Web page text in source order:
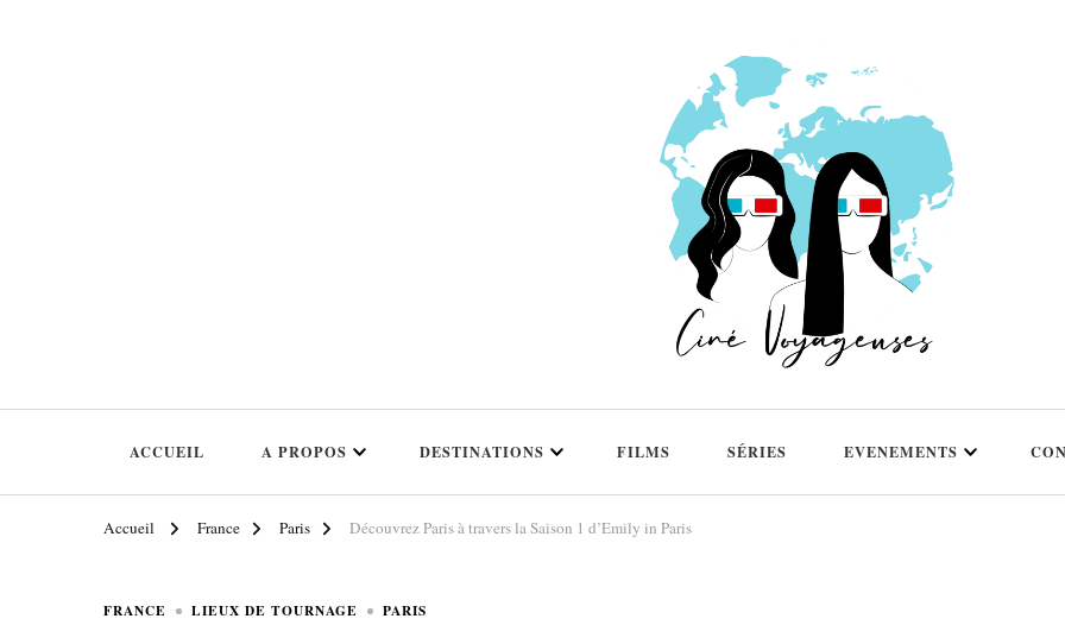
ACCUEIL A PROPOS DESTINATIONS FILMS SÉRIES EVENEMENTS
Accueil France Paris Découvrez Paris à travers la Saison 1 d’Emily in Paris
FRANCE LIEUX DE TOURNAGE PARIS